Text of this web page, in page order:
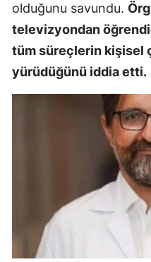
olduğunu savundu.
televizyondan
tüm süreçlerin kişisel
yürüdüğünü iddia etti.